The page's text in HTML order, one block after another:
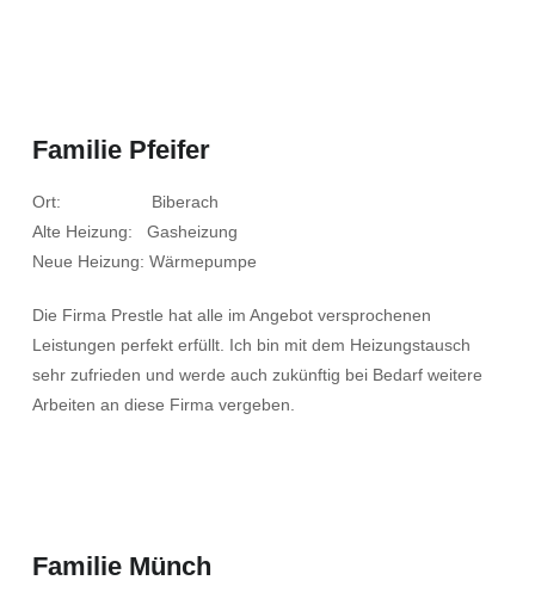
Familie Pfeifer
Ort: Biberach
Alte Heizung: Gasheizung
Neue Heizung: Wärmepumpe
Die Firma Prestle hat alle im Angebot versprochenen
Leistungen perfekt erfüllt. Ich bin mit dem Heizungstausch
sehr zufrieden und werde auch zukünftig bei Bedarf weitere
Arbeiten an diese Firma vergeben.
Familie Münch